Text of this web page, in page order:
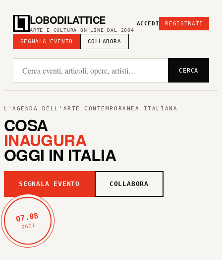
LOBODILATTICE
ARTE E CULTURA ON LINE DAL 2004
SEGNALA EVENTO COLLABORA
ACCEDI REGISTRATI
CERCA
L'AGENDA DELL'ARTE CONTEMPORANEA ITALIANA
COSA
INAUGURA
OGGI IN ITALIA
SEGNALA EVENTO COLLABORA
07.08
OGGI